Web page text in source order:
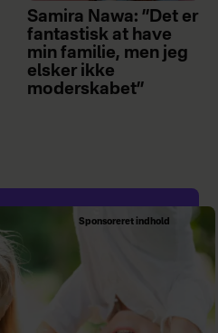
Samira Nawa: ”Det er
fantastisk at have
min familie, men jeg
elsker ikke
moderskabet”
Sponsoreret indhold